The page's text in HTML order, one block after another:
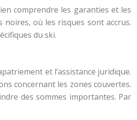
comprendre les garanties et les
où les risques sont accrus.
du ski.
et l’assistance juridique.
concernant les zones couvertes.
des sommes importantes. Par